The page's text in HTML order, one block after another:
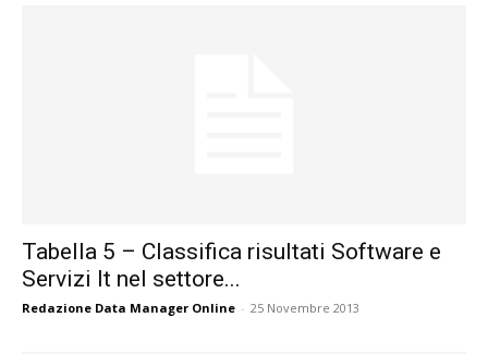
Tabella 5 – Classifica risultati Software e
Servizi It nel settore...
Redazione Data Manager Online - 25 Novembre 2013